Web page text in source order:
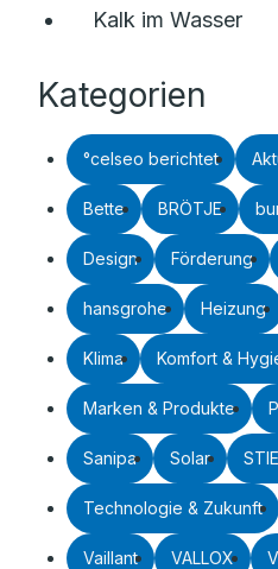
Kalk im Wasser
Kategorien
°celseo berichtet
Bette BRÖTJE
Design Förderung
hansgrohe Heizung
Klima Komfort &
Marken & Produkte
Sanipa Solar
Technologie & Zukunft
Vaillant VALLOX